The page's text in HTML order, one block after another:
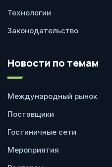
Технологии
Законодательство
Новости по темам
Международный рынок
Поставщики
Гостиничные сети
Мероприятия